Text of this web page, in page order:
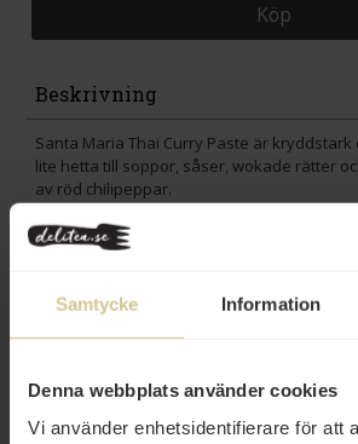
Samtycke Information
Denna webbplats använder cookies
Vi använder enhetsidentifierare för att
Köp
Beskrivning
Santa Maria Thai Curry Paste är
lite hetta till soppor, såser, wokade rätter
av röd chilipeppar.
Tillverkningsland: Thailand
Innehåll
Betyg
Produktfakta